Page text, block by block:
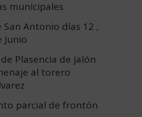
municipales
San Antonio días 12 ,
Junio
Plasencia de jalón
al torero
parcial de frontón